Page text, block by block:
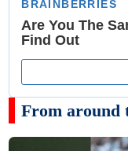
From around